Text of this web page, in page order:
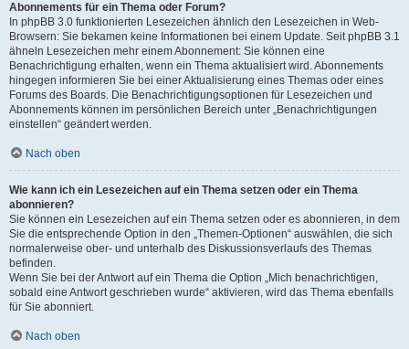
Abonnements für ein Thema oder Forum?
In phpBB 3.0 funktionierten Lesezeichen ähnlich den Lesezeichen in Web-
Browsern: Sie bekamen keine Informationen bei einem Update. Seit phpBB 3.1
ähneln Lesezeichen mehr einem Abonnement: Sie können eine
Benachrichtigung erhalten, wenn ein Thema aktualisiert wird. Abonnements
hingegen informieren Sie bei einer Aktualisierung eines Themas oder eines
Forums des Boards. Die Benachrichtigungsoptionen für Lesezeichen und
Abonnements können im persönlichen Bereich unter „Benachrichtigungen
einstellen“ geändert werden.
Nach oben
Wie kann ich ein Lesezeichen auf ein Thema setzen oder ein Thema
abonnieren?
Sie können ein Lesezeichen auf ein Thema setzen oder es abonnieren, in dem
Sie die entsprechende Option in den „Themen-Optionen“ auswählen, die sich
normalerweise ober- und unterhalb des Diskussionsverlaufs des Themas
befinden.
Wenn Sie bei der Antwort auf ein Thema die Option „Mich benachrichtigen,
sobald eine Antwort geschrieben wurde“ aktivieren, wird das Thema ebenfalls
für Sie abonniert.
Nach oben